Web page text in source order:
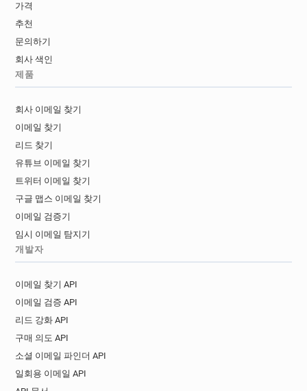
가격
추천
문의하기
회사 색인
제품
회사 이메일 찾기
이메일 찾기
리드 찾기
유튜브 이메일 찾기
트위터 이메일 찾기
구글 맵스 이메일 찾기
이메일 검증기
임시 이메일 탐지기
개발자
이메일 찾기 API
이메일 검증 API
리드 강화 API
구매 의도 API
소셜 이메일 파인더 API
일회용 이메일 API